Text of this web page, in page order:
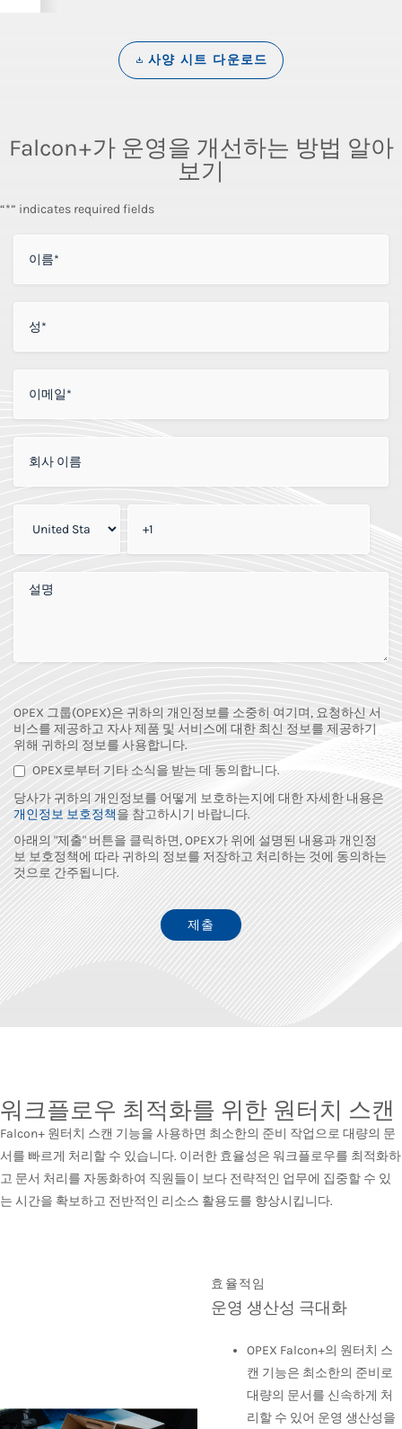
사양 시트 다운로드
Falcon+가 운영을 개선하는 방법 알아
보기
“*” indicates required fields
OPEX 그룹(OPEX)은 귀하의 개인정보를 소중히 여기며, 요청하신 서
비스를 제공하고 자사 제품 및 서비스에 대한 최신 정보를 제공하기
위해 귀하의 정보를 사용합니다.
OPEX로부터 기타 소식을 받는 데 동의합니다.
당사가 귀하의 개인정보를 어떻게 보호하는지에 대한 자세한 내용은
개인정보 보호정책을 참고하시기 바랍니다.
아래의 "제출" 버튼을 클릭하면, OPEX가 위에 설명된 내용과 개인정
보 보호정책에 따라 귀하의 정보를 저장하고 처리하는 것에 동의하는
것으로 간주됩니다.
워크플로우 최적화를 위한 원터치 스캔
Falcon+ 원터치 스캔 기능을 사용하면 최소한의 준비 작업으로 대량의 문
서를 빠르게 처리할 수 있습니다. 이러한 효율성은 워크플로우를 최적화하
고 문서 처리를 자동화하여 직원들이 보다 전략적인 업무에 집중할 수 있
는 시간을 확보하고 전반적인 리소스 활용도를 향상시킵니다.
효율적임
운영 생산성 극대화
OPEX Falcon+의 원터치 스
캔 기능은 최소한의 준비로
대량의 문서를 신속하게 처
리할 수 있어 운영 생산성을